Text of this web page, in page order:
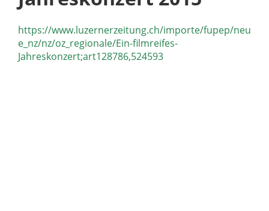
https://www.luzernerzeitung.ch/importe/fupep/neu
e_nz/nz/oz_regionale/Ein-filmreifes-
Jahreskonzert;art128786,524593